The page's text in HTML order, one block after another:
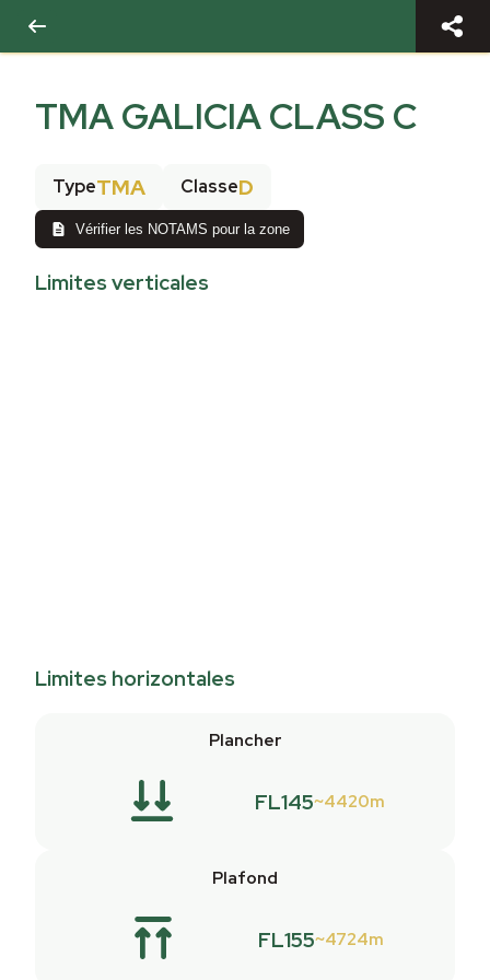
TMA GALICIA CLASS C
TypeTMA ClasseD
Vérifier les NOTAMS pour la zone
Limites verticales
Limites horizontales
Plancher
FL145 4420m
Plafond
FL155 4724m